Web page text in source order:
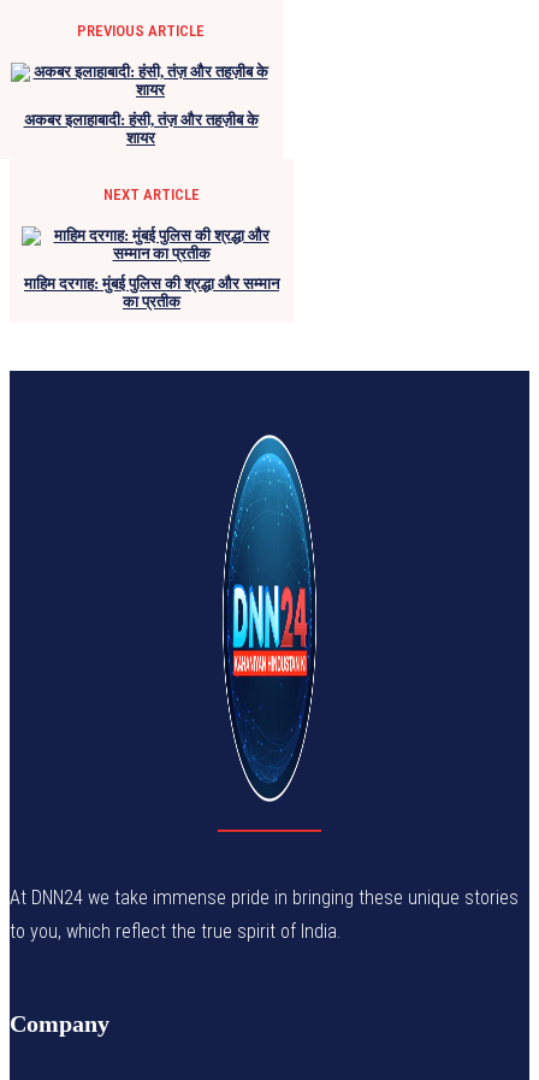
PREVIOUS ARTICLE
अकबर इलाहाबादी: हंसी, तंज़ और तहज़ीब के
शायर
NEXT ARTICLE
माहिम दरगाह: मुंबई पुलिस की श्रद्धा और सम्मान
का प्रतीक
At DNN24 we take immense pride in bringing these unique stories
to you, which reflect the true spirit of India.
Company